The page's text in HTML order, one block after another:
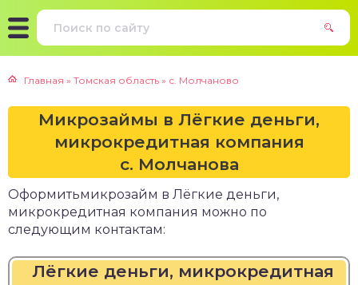
Главная » Томская область » с. Молчаново
Микрозаймы в Лёгкие деньги,
микрокредитная компания
с. Молчанова
Оформитьмикрозайм в Лёгкие деньги,
микрокредитная компания можно по
следующим контактам:
Лёгкие деньги, микрокредитная